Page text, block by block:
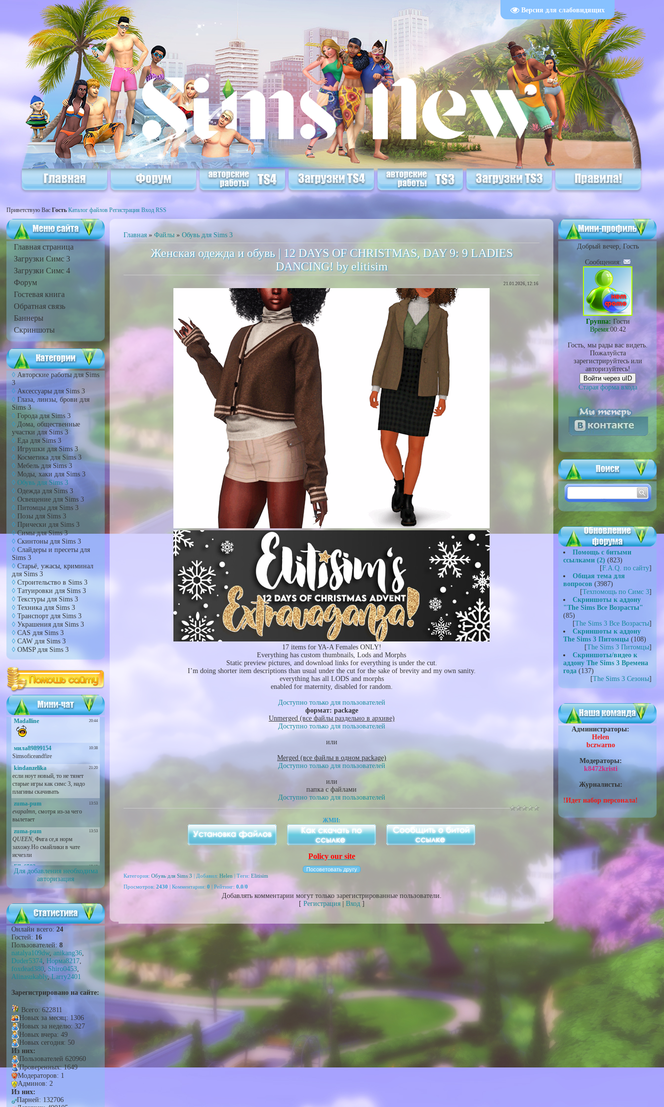
Версия для слабовидящих
Приветствую Вас Гость Каталог файлов Регистрация Вход RSS
Главная страница
Загрузки Симс 3
Загрузки Симс 4
Форум
Гостевая книга
Обратная связь
Баннеры
Скриншоты
Авторские работы для Sims
3
Аксессуары для Sims 3
Глаза, линзы, брови для
Sims 3
Города для Sims 3
Дома, общественные
участки для Sims 3
Еда для Sims 3
Игрушки для Sims 3
Косметика для Sims 3
Мебель для Sims 3
Моды, хаки для Sims 3
Обувь для Sims 3
Одежда для Sims 3
Освещение для Sims 3
Питомцы для Sims 3
Позы для Sims 3
Прически для Sims 3
Симы для Sims 3
Скинтоны для Sims 3
Слайдеры и пресеты для
Sims 3
Старьё, ужасы, криминал
для Sims 3
Cтроительство в Sims 3
Татуировки для Sims 3
Текстуры для Sims 3
Техника для Sims 3
Транспорт для Sims 3
Украшения для Sims 3
CAS для Sims 3
CAW для Sims 3
OMSP для Sims 3
Для добавления необходима
авторизация
Онлайн всего:24
Гостей: 16
Пользователей:8
natalya109dw,anikang36,
Duder5374,Норма8217,
foxdead380, Shiro0453,
Alinasukably,Larry2401
Зарегистрировано на сайте:
Всего: 622811
Новых за месяц: 1306
Новых за неделю: 327
Новых вчера: 49
Новых сегодня: 50
Из них:
Пользователей 620960
Проверенных: 1649
Модераторов: 1
Админов: 2
Из них:
Парней: 132706
Главная»Файлы »Обувь для Sims 3
Женская одежда и обувь | 12 DAYS OF CHRISTMAS, DAY 9: 9 LADIES
DANCING! by elitisim
21.01.2026, 12:16
17 items for YA-A Females ONLY!
Everything has custom thumbnails, Lods and Morphs
Static preview pictures, and download links for everything is under the cut.
I’m doing shorter item descriptions than usual under the cut for the sake of brevity and my own sanity.
everything has all LODS and morphs
enabled for maternity, disabled for random.
Доступно только для пользователей
формат: package
Unmerged (все файлы раздельно в архиве)
Доступно только для пользователей
или
Merged (все файлы в одном package)
Доступно только для пользователей
или
папка с файлами
Доступно только для пользователей
ЖМИ:
Policy our site
Категория:Обувь для Sims 3 | Добавил:Helen | Теги:Elitisim
Просмотров:2430 |Комментарии:0 |Рейтинг:0.0/0
Добавлять комментарии могут только зарегистрированные пользователи.
[ Регистрация| Вход]
Добрый вечер, Гость
Сообщения:
Группа: Гости
Время:00:42
Гость, мы рады вас видеть.
Пожалуйста
зарегистрируйтесь или
авторизуйтесь!
Войти через uID
Старая форма входа
Помощь с битыми
ссылками (2) (823)
[F.A.Q. по сайту]
Общая тема для
вопросов (3987)
[Техпомощь по Симс 3]
Скриншоты к аддону
"The Sims Все Возрасты"
(85)
[The Sims 3 Все Возрасты]
Скриншоты к аддону
The Sims 3 Питомцы (108)
[The Sims 3 Питомцы]
Скриншоты/видео к
аддону The Sims 3 Времена
года (137)
[The Sims 3 Сезоны]
Администраторы:
Helen
bczwarno
Модераторы:
k8472kristi
Журналисты:
!Идет набор персонала!